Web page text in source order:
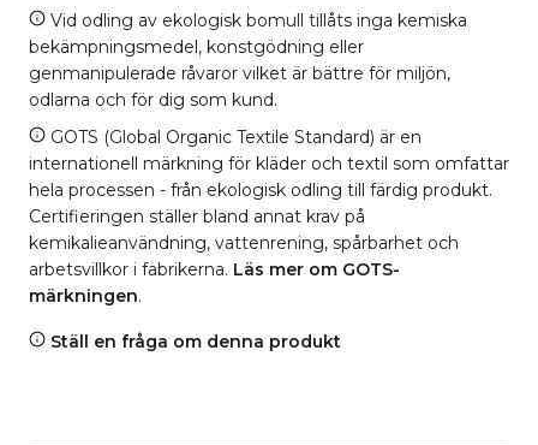
Vid odling av ekologisk bomull tillåts inga kemiska
bekämpningsmedel, konstgödning eller
genmanipulerade råvaror vilket är bättre för miljön,
odlarna och för dig som kund.
GOTS (Global Organic Textile Standard) är en
internationell märkning för kläder och textil som omfattar
hela processen - från ekologisk odling till färdig produkt.
Certifieringen ställer bland annat krav på
kemikalieanvändning, vattenrening, spårbarhet och
arbetsvillkor i fabrikerna. Läs mer om GOTS-
märkningen.
Ställ en fråga om denna produkt